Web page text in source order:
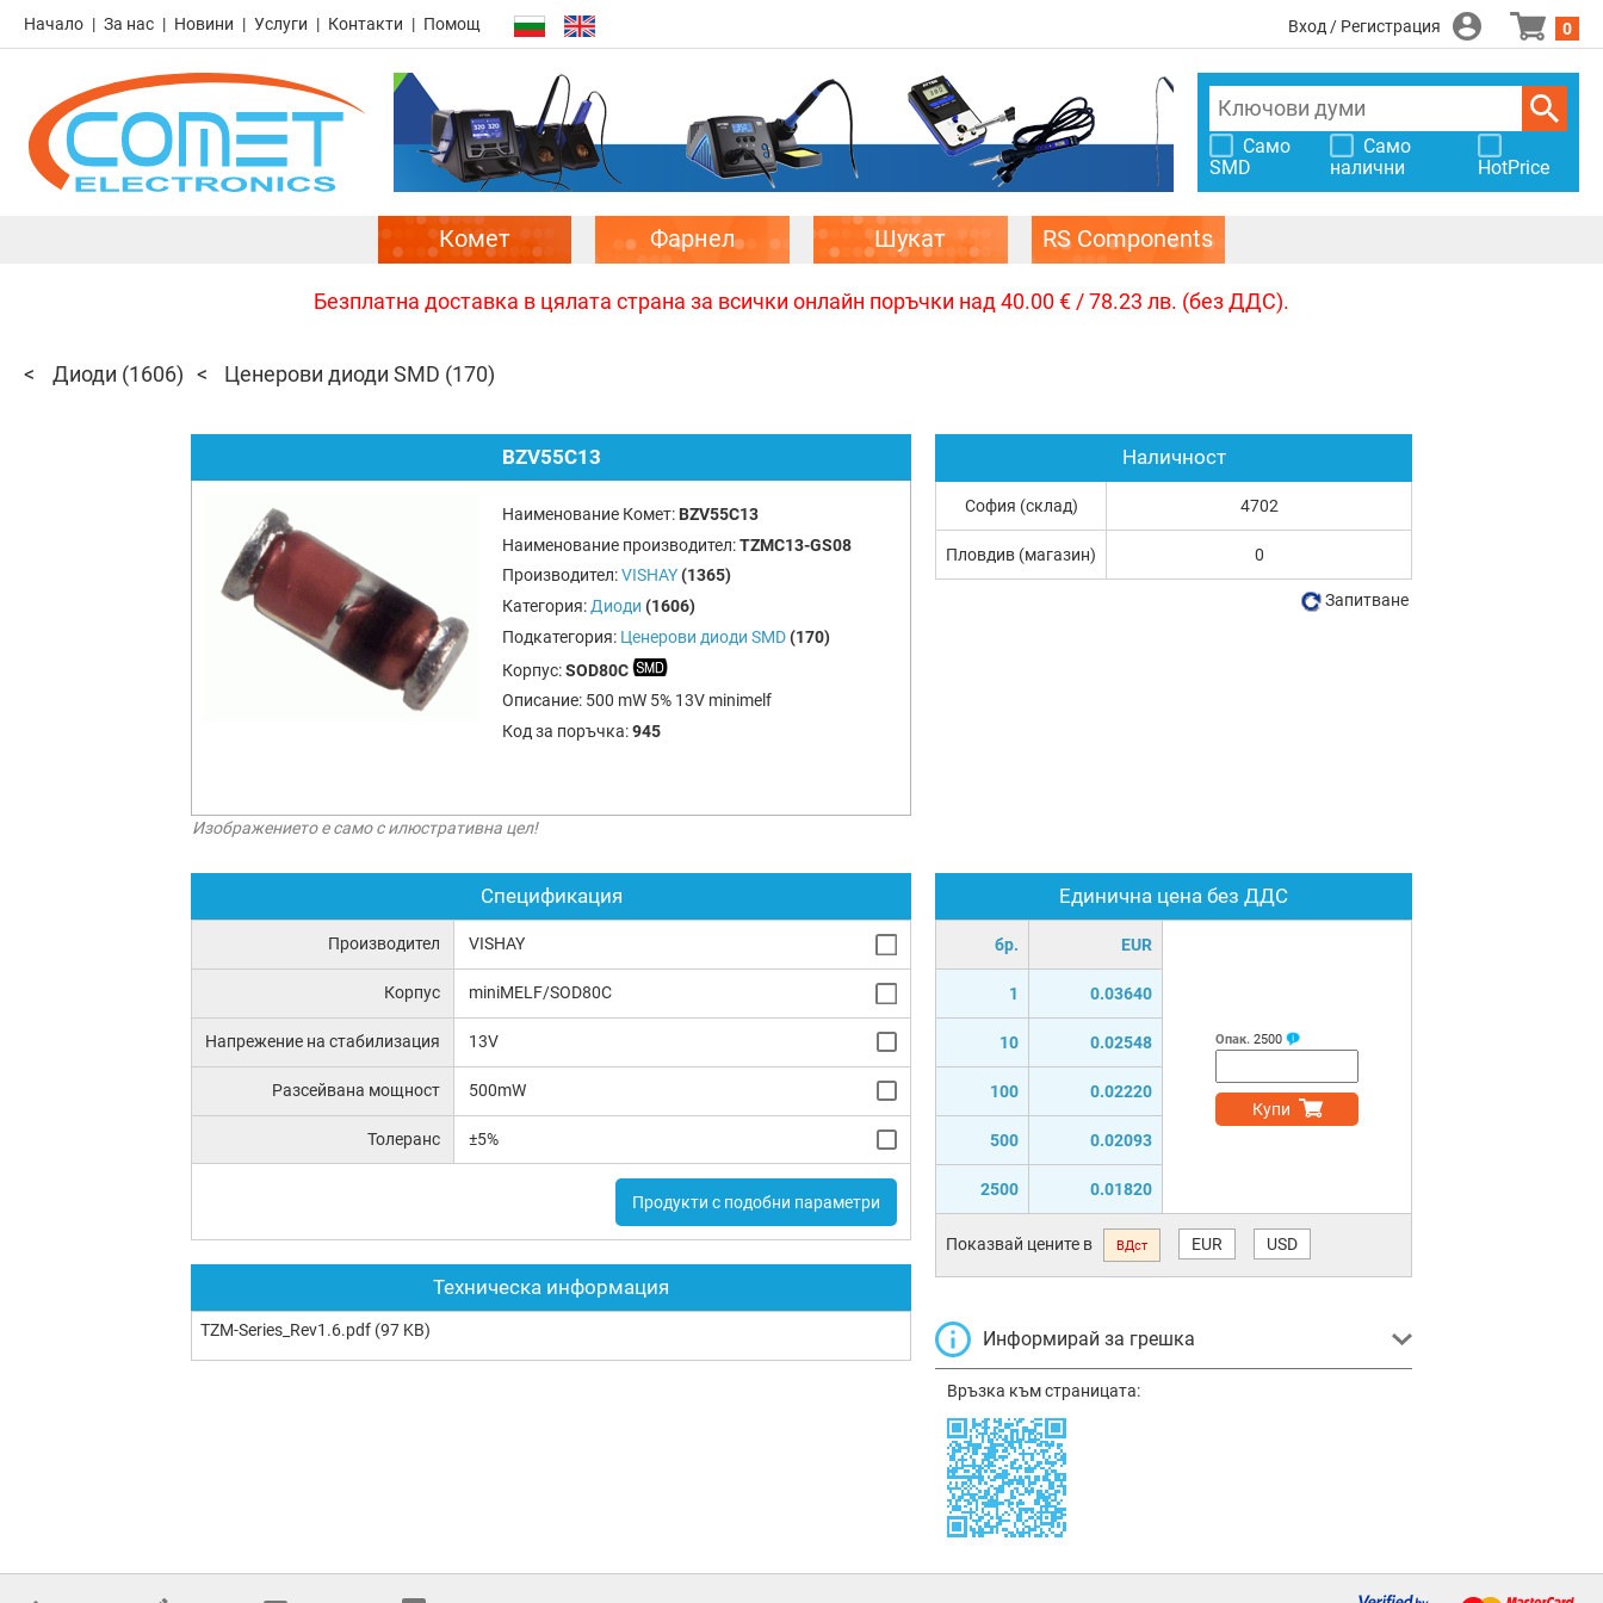
Начало За нас Новини Услуги Контакти Помощ Вход / Регистрация 0
Само
SMD
Само
налични
HotPrice
Комет Фарнел Шукат RS Components
Безплатна доставка в цялата страна за всички онлайн поръчки над 40.00 € / 78.23 лв. (без ДДС).
Диоди (1606) Ценерови диоди SMD (170)
BZV55C13
Наименование Комет: BZV55C13
Наименование производител:TZMC13-GS08
Производител:VISHAY (1365)
Категория: Диоди (1606)
Подкатегория: Ценерови диоди SMD (170)
Корпус:SOD80C
Описание: 500 mW 5% 13V minimelf
Код за поръчка:945
Изображението е само с илюстративна цел!
Спецификация
Производител VISHAY
Корпус miniMELF/SOD80C
Напрежение на стабилизация 13V
Разсейвана мощност 500mW
Толеранс ±5%
Продукти с подобни параметри
Техническа информация
TZM-Series_Rev1.6.pdf (97 KB)
Единична цена без ДДС
бр. EUR
1 0.03640
10 0.02548
100 0.02220
500 0.02093
2500 0.01820
Опак. 2500
Купи
Показвай цените в ВДст EUR USD
Информирай за грешка
Връзка към страницата:
Наличност
София (склад) 4702
Пловдив (магазин) 0
Запитване